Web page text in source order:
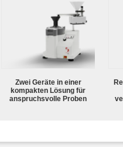
Zwei Geräte in einer
kompakten Lösung für
anspruchsvolle Proben